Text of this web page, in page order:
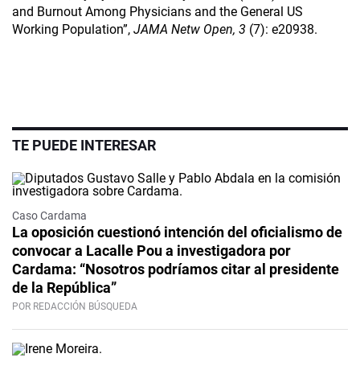
and Burnout Among Physicians and the General US
Working Population”, JAMA Netw Open, 3 (7): e20938.
TE PUEDE INTERESAR
Caso Cardama
La oposición cuestionó intención del oficialismo de
convocar a Lacalle Pou a investigadora por
Cardama: “Nosotros podríamos citar al presidente
de la República”
POR REDACCIÓN BÚSQUEDA
Video